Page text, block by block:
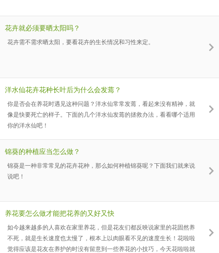
花卉就必须要晒太阳吗？
花卉需不需求晒太阳，要看花卉的生长情况和习性来定。
洋水仙花卉花种长叶后为什么会发蔫？
你是否会在养花时遇见这种问题？洋水仙常常发蔫，看起来没有精神，就
像是快要死亡的样子。下面的几个洋水仙发蔫的拯救办法，看看哪个适用
你的洋水仙吧！
锦葵的种植应当怎么做？
锦葵是一种非常常见的花卉花种，那么如何种植锦葵呢？下面我们就来说
说吧！
养花要怎么做才能把花养的又好又快
如今越来越多的人喜欢在家里养花，但是花友们都反映说家里的花固然养
不死，就是生长速度也太慢了，根本上以肉眼看不见的速度生长！花啦啦
觉得应该是花友在养护的时没有留意到一些养花的小技巧，今天花啦啦就